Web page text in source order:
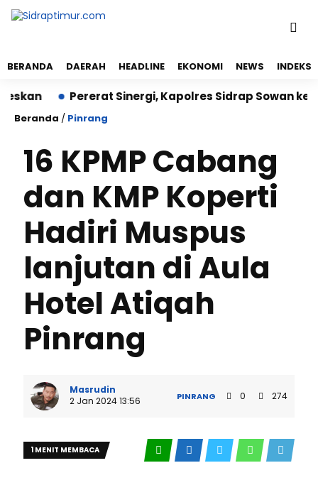
BERANDA DAERAH HEADLINE EKONOMI NEWS INDEKS
Pererat Sinergi, Kapolres Sidrap Sowan ke
Beranda / Pinrang
16 KPMP Cabang
dan KMP Koperti
Hadiri Muspus
lanjutan di Aula
Hotel Atiqah
Pinrang
Masrudin
2 Jan 2024 13:56
PINRANG 0 274
1 MENIT MEMBACA